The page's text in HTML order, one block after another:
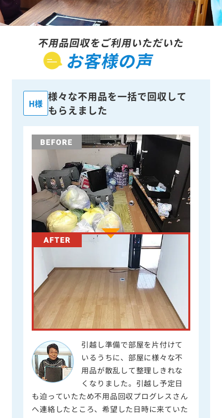
不用品回収をご利用いただいた
お客様の声
H様
様々な不用品を一括で回収して
もらえました
引越し準備で部屋を片付けて
いるうちに、部屋に様々な不
用品が散乱して整理しきれな
くなりました。引越し予定日
も迫っていたため不用品回収プログレスさん
へ連絡したところ、希望した日時に来ていた